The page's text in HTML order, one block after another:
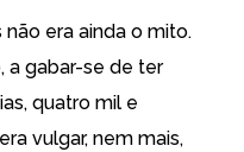
era ainda o mito.
a gabar-se de ter
quatro mil e
vulgar, nem mais,